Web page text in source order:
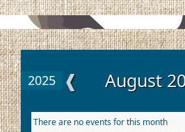
2025 ❰ August
There are no events for this month